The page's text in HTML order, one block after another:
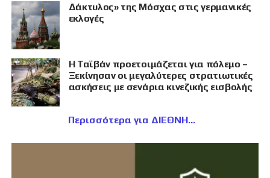
Δάκτυλος» της Μόσχας στις γερμανικές
εκλογές
Η Ταϊβάν προετοιμάζεται για πόλεμο –
Ξεκίνησαν οι μεγαλύτερες στρατιωτικές
ασκήσεις με σενάρια κινεζικής εισβολής
Περισσότερα για ΔΙΕΘΝΗ